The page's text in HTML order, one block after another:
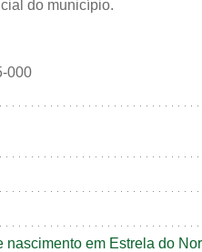
do município.
000
em Estrela do